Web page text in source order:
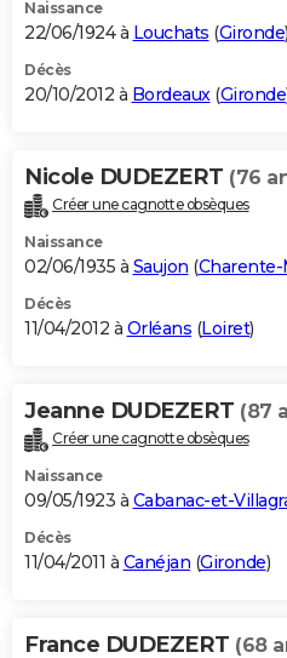
Naissance
22/06/1924 à Louchats (Gironde)
Décès
20/10/2012 à Bordeaux(Gironde
Nicole DUDEZERT (76
Créer une cagnotte obsèques
Naissance
02/06/1935 à Saujon (
Décès
11/04/2012 à Orléans (Loiret)
Jeanne DUDEZERT (87
Créer une cagnotte obsèques
Naissance
09/05/1923 à Cabanac-et-
Décès
11/04/2011 à Canéjan (Gironde)
France DUDEZERT (68